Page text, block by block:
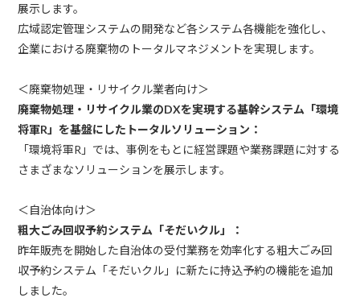
展示します。
広域認定管理システムの開発など各システム各機能を強化し、
企業における廃棄物のトータルマネジメントを実現します。
＜廃棄物処理・リサイクル業者向け＞
廃棄物処理・リサイクル業のDXを実現する基幹システム「環境
将軍R」を基盤にしたトータルソリューション：
「環境将軍R」では、事例をもとに経営課題や業務課題に対する
さまざまなソリューションを展示します。
＜自治体向け＞
粗大ごみ回収予約システム「そだいクル」：
昨年販売を開始した自治体の受付業務を効率化する粗大ごみ回
収予約システム「そだいクル」に新たに持込予約の機能を追加
しました。